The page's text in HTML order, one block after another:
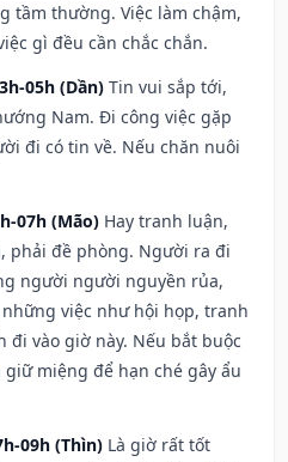
tầm thường. Việc làm chậm,
gì đều cần chắc chắn.
05h (Dần) Tin vui sắp tới,
Nam. Đi công việc gặp
đi có tin về. Nếu chăn nuôi
07h (Mão) Hay tranh luận,
phải đề phòng. Người ra đi
người người nguyền rủa,
việc như hội họp, tranh
vào giờ này. Nếu bắt buộc
miệng để hạn ché gây ẩu
09h (Thìn) Là giờ rất tốt